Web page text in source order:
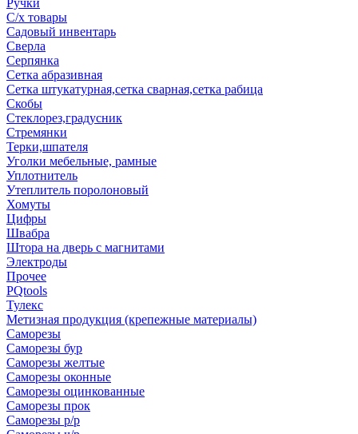
Ручки
С/х товары
Садовый инвентарь
Сверла
Серпянка
Сетка абразивная
Сетка штукатурная,сетка сварная,сетка рабица
Скобы
Стеклорез,градусник
Стремянки
Терки,шпателя
Уголки мебельные, рамные
Уплотнитель
Утеплитель поролоновый
Хомуты
Цифры
Швабра
Штора на дверь с магнитами
Электроды
Прочее
PQtools
Тулекс
Метизная продукция (крепежные материалы)
Саморезы
Саморезы бур
Саморезы желтые
Саморезы оконные
Саморезы оцинкованные
Саморезы прок
Саморезы р/р